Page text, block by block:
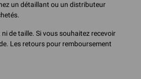
un détaillant ou un distributeur
de taille. Si vous souhaitez recevoir
Les retours pour remboursement